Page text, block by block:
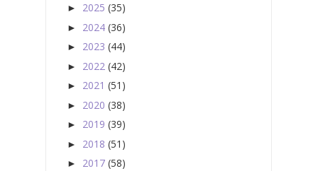
► 2025 (35)
► 2024 (36)
► 2023 (44)
► 2022 (42)
► 2021 (51)
► 2020 (38)
► 2019 (39)
► 2018 (51)
► 2017 (58)